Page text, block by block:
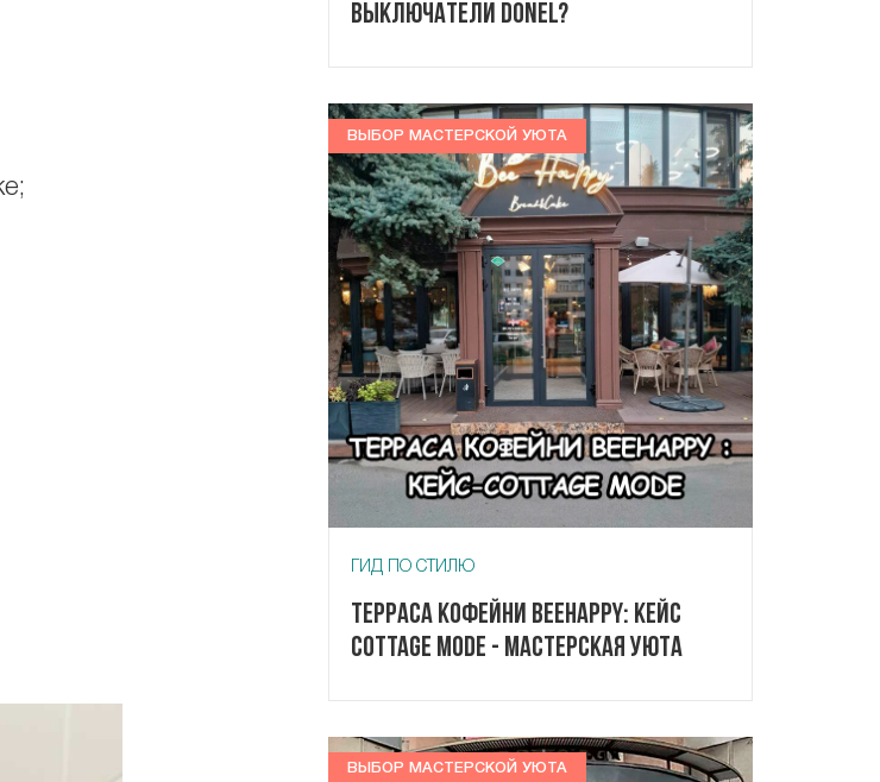
выключатели Donel?
ВЫБОР МАСТЕРСКОЙ УЮТА
ГИД ПО СТИЛЮ
Терраса кофейни Beehappy: кейс
Cottage Mode - Мастерская Уюта
ВЫБОР МАСТЕРСКОЙ УЮТА